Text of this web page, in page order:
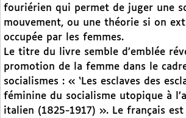
fouriérien qui permet de juger une
mouvement, ou une théorie si on
occupée par les femmes.
Le titre du livre semble d’emblée
promotion de la femme dans le
socialismes : « ‘Les esclaves des
féminine du socialisme utopique à
italien (1825-1917) ». Le français